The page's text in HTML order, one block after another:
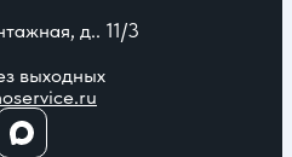
д.. 11/3
выходных